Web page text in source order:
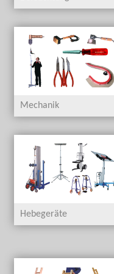
Mechanik
Hebegeräte